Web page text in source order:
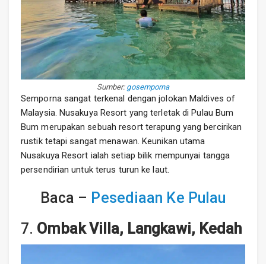
Sumber: gosemporna
Semporna sangat terkenal dengan jolokan Maldives of
Malaysia. Nusakuya Resort yang terletak di Pulau Bum
Bum merupakan sebuah resort terapung yang bercirikan
rustik tetapi sangat menawan. Keunikan utama
Nusakuya Resort ialah setiap bilik mempunyai tangga
persendirian untuk terus turun ke laut.
Baca – Pesediaan Ke Pulau
7. Ombak Villa, Langkawi, Kedah